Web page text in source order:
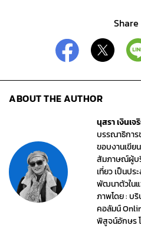
Share
ABOUT THE AUTHOR
นุสรา เงินเ
บรรณาธิการ
ขอบงานเขีย
สัมภาษณ์ผู้บริ
เที่ยว เป็นป
พัฒนาตัวใน
ภาพโดย : บ
คอลัมน์
พิสูจน์อักษร